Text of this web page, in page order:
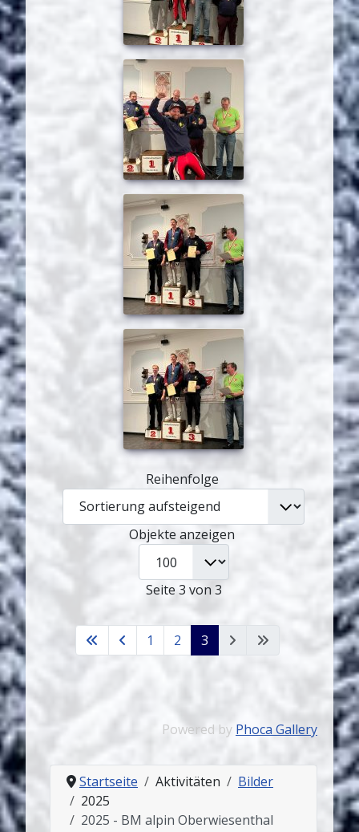
Reihenfolge
Objekte anzeigen
Seite 3 von 3
1 2 3
Powered by Phoca Gallery
Startseite Aktivitäten
Bilder
2025
2025 - BM alpin Oberwiesenthal